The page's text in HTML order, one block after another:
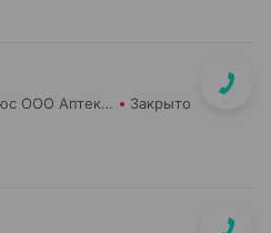
Ремедика Интерофицина Плюс ООО Аптека №8 Закрыто